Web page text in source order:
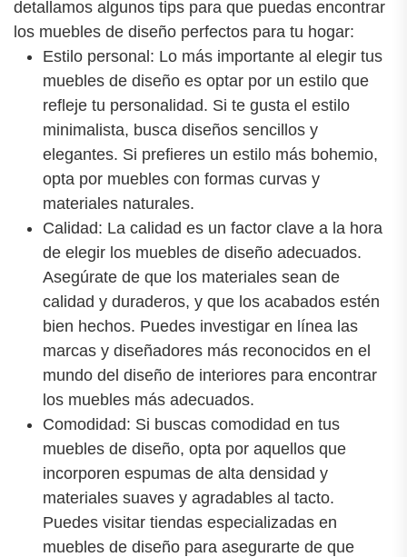
detallamos algunos tips para que puedas encontrar
los muebles de diseño perfectos para tu hogar:
Estilo personal: Lo más importante al elegir tus
muebles de diseño es optar por un estilo que
refleje tu personalidad. Si te gusta el estilo
minimalista, busca diseños sencillos y
elegantes. Si prefieres un estilo más bohemio,
opta por muebles con formas curvas y
materiales naturales.
Calidad: La calidad es un factor clave a la hora
de elegir los muebles de diseño adecuados.
Asegúrate de que los materiales sean de
calidad y duraderos, y que los acabados estén
bien hechos. Puedes investigar en línea las
marcas y diseñadores más reconocidos en el
mundo del diseño de interiores para encontrar
los muebles más adecuados.
Comodidad: Si buscas comodidad en tus
muebles de diseño, opta por aquellos que
incorporen espumas de alta densidad y
materiales suaves y agradables al tacto.
Puedes visitar tiendas especializadas en
muebles de diseño para asegurarte de que